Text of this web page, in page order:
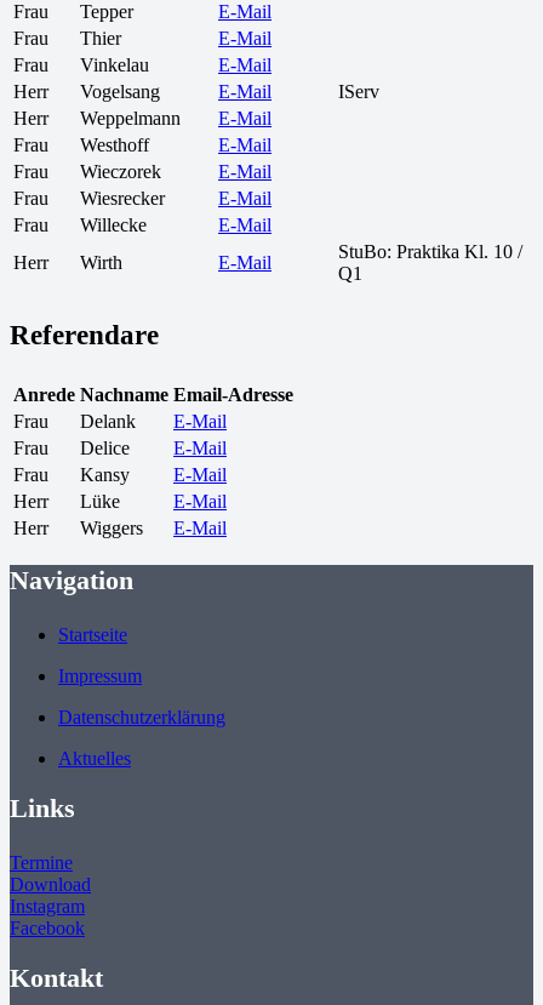
Frau
Tepper
E-Mail
Frau
Thier
E-Mail
Frau
Vinkelau
E-Mail
Herr
Vogelsang E-Mail
IServ
Herr
Weppelmann
E-Mail
Frau
Westhoff
E-Mail
Frau
Wieczorek
E-Mail
Frau
Wiesrecker
E-Mail
Frau
Willecke
E-Mail
Herr
Wirth E-Mail
StuBo: Praktika Kl. 10 /
Q1
Referendare
Anrede Nachname Email-Adresse
Frau
Delank
E-Mail
Frau
Delice
E-Mail
Frau
Kansy
E-Mail
Herr
Lüke
E-Mail
Herr
Wiggers E-Mail
Navigation
Startseite
Impressum
Datenschutzerklärung
Aktuelles
Links
Termine
Download
Instagram
Facebook
Kontakt